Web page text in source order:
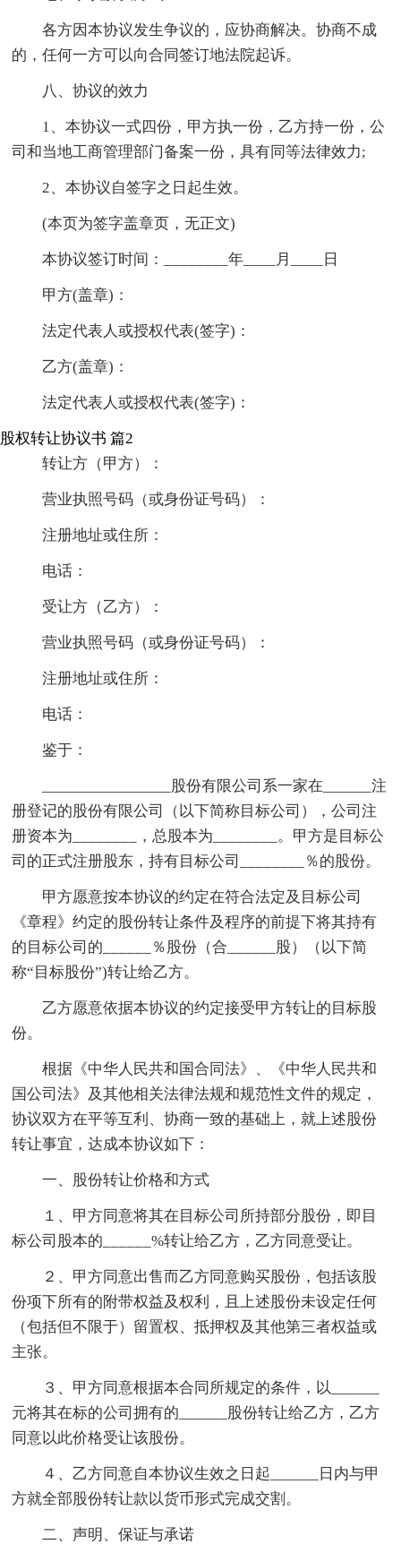
各方因本协议发生争议的，应协商解决。协商不成
的，任何一方可以向合同签订地法院起诉。
八、协议的效力
1、本协议一式四份，甲方执一份，乙方持一份，公
司和当地工商管理部门备案一份，具有同等法律效力;
2、本协议自签字之日起生效。
(本页为签字盖章页，无正文)
本协议签订时间：________年____月____日
甲方(盖章)：
法定代表人或授权代表(签字)：
乙方(盖章)：
法定代表人或授权代表(签字)：
股权转让协议书 篇2
转让方（甲方）：
营业执照号码（或身份证号码）：
注册地址或住所：
电话：
受让方（乙方）：
营业执照号码（或身份证号码）：
注册地址或住所：
电话：
鉴于：
________________股份有限公司系一家在______注
册登记的股份有限公司（以下简称目标公司），公司注
册资本为________，总股本为________。甲方是目标公
司的正式注册股东，持有目标公司________％的股份。
甲方愿意按本协议的约定在符合法定及目标公司
《章程》约定的股份转让条件及程序的前提下将其持有
的目标公司的______％股份（合______股）（以下简
称“目标股份”)转让给乙方。
乙方愿意依据本协议的约定接受甲方转让的目标股
份。
根据《中华人民共和国合同法》、《中华人民共和
国公司法》及其他相关法律法规和规范性文件的规定，
协议双方在平等互利、协商一致的基础上，就上述股份
转让事宜，达成本协议如下：
一、股份转让价格和方式
１、甲方同意将其在目标公司所持部分股份，即目
标公司股本的______%转让给乙方，乙方同意受让。
２、甲方同意出售而乙方同意购买股份，包括该股
份项下所有的附带权益及权利，且上述股份未设定任何
（包括但不限于）留置权、抵押权及其他第三者权益或
主张。
３、甲方同意根据本合同所规定的条件，以______
元将其在标的公司拥有的______股份转让给乙方，乙方
同意以此价格受让该股份。
４、乙方同意自本协议生效之日起______日内与甲
方就全部股份转让款以货币形式完成交割。
二、声明、保证与承诺